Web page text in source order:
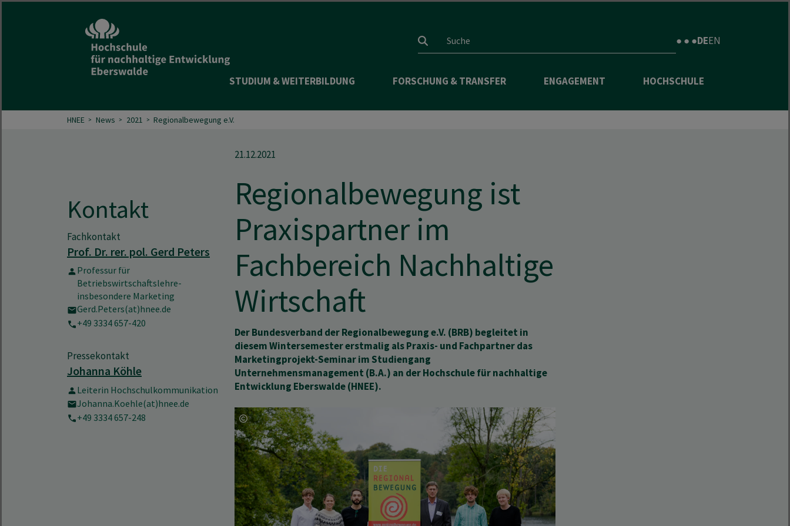
Suchfeld
● ● ●DEEN
STUDIUM & WEITERBILDUNG FORSCHUNG & TRANSFER ENGAGEMENT HOCHSCHULE
HNEE News 2021 Regionalbewegung e.V.
Kontakt
Fachkontakt
Prof. Dr. rer. pol. Gerd Peters
Professur für
Betriebswirtschaftslehre-
insbesondere Marketing
Gerd.Peters(at)hnee.de
+49 3334 657-420
Pressekontakt
Johanna Köhle
Leiterin Hochschulkommunikation
Johanna.Koehle(at)hnee.de
+49 3334 657-248
21.12.2021
Regionalbewegung ist
Praxispartner im
Fachbereich Nachhaltige
Wirtschaft
Der Bundesverband der Regionalbewegung e.V. (BRB) begleitet in
diesem Wintersemester erstmalig als Praxis- und Fachpartner das
Marketingprojekt-Seminar im Studiengang
Unternehmensmanagement (B.A.) an der Hochschule für nachhaltige
Entwicklung Eberswalde (HNEE).